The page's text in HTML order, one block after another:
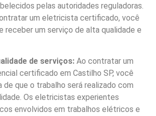
pelas autoridades reguladoras.
um eletricista certificado, você
receber um serviço de alta qualidade e
de serviços: Ao contratar um
certificado em Castilho SP, você
que o trabalho será realizado com
Os eletricistas experientes
envolvidos em trabalhos elétricos e